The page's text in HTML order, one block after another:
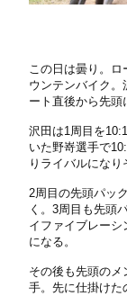
この日は曇り。
ウンテンバイク。
ート直後から先頭
沢田は1周目を
いた野嵜選手で
りライバルになり
2周目の先頭パッ
く。3周目も先頭
イファイブレー
になる。
その後も先頭の
手。先に仕掛けた